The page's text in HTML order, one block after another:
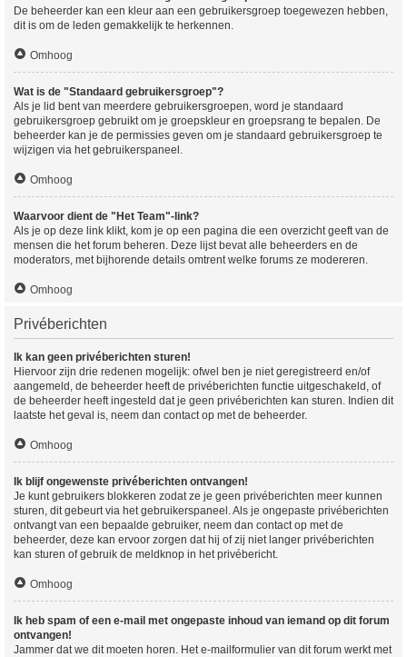
De beheerder kan een kleur aan een gebruikersgroep toegewezen hebben,
dit is om de leden gemakkelijk te herkennen.
Omhoog
Wat is de "Standaard gebruikersgroep"?
Als je lid bent van meerdere gebruikersgroepen, word je standaard
gebruikersgroep gebruikt om je groepskleur en groepsrang te bepalen. De
beheerder kan je de permissies geven om je standaard gebruikersgroep te
wijzigen via het gebruikerspaneel.
Omhoog
Waarvoor dient de "Het Team"-link?
Als je op deze link klikt, kom je op een pagina die een overzicht geeft van de
mensen die het forum beheren. Deze lijst bevat alle beheerders en de
moderators, met bijhorende details omtrent welke forums ze modereren.
Omhoog
Privéberichten
Ik kan geen privéberichten sturen!
Hiervoor zijn drie redenen mogelijk: ofwel ben je niet geregistreerd en/of
aangemeld, de beheerder heeft de privéberichten functie uitgeschakeld, of
de beheerder heeft ingesteld dat je geen privéberichten kan sturen. Indien dit
laatste het geval is, neem dan contact op met de beheerder.
Omhoog
Ik blijf ongewenste privéberichten ontvangen!
Je kunt gebruikers blokkeren zodat ze je geen privéberichten meer kunnen
sturen, dit gebeurt via het gebruikerspaneel. Als je ongepaste privéberichten
ontvangt van een bepaalde gebruiker, neem dan contact op met de
beheerder, deze kan ervoor zorgen dat hij of zij niet langer privéberichten
kan sturen of gebruik de meldknop in het privébericht.
Omhoog
Ik heb spam of een e-mail met ongepaste inhoud van iemand op dit forum
ontvangen!
Jammer dat we dit moeten horen. Het e-mailformulier van dit forum werkt met